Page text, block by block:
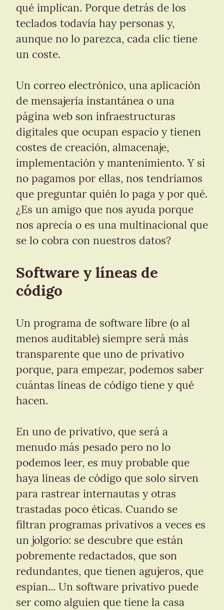
qué implican. Porque detrás de los
teclados todavía hay personas y,
aunque no lo parezca, cada clic tiene
un coste.
Un correo electrónico, una aplicación
de mensajería instantánea o una
página web son infraestructuras
digitales que ocupan espacio y tienen
costes de creación, almacenaje,
implementación y mantenimiento. Y si
no pagamos por ellas, nos tendríamos
que preguntar quién lo paga y por qué.
¿Es un amigo que nos ayuda porque
nos aprecia o es una multinacional que
se lo cobra con nuestros datos?
Software y líneas de
código
Un programa de software libre (o al
menos auditable) siempre será más
transparente que uno de privativo
porque, para empezar, podemos saber
cuántas líneas de código tiene y qué
hacen.
En uno de privativo, que será a
menudo más pesado pero no lo
podemos leer, es muy probable que
haya líneas de código que solo sirven
para rastrear internautas y otras
trastadas poco éticas. Cuando se
filtran programas privativos a veces es
un jolgorio: se descubre que están
pobremente redactados, que son
redundantes, que tienen agujeros, que
espían... Un software privativo puede
ser como alguien que tiene la casa